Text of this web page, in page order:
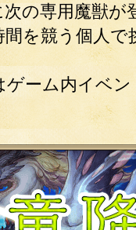
の専用魔獣が
を競う個人で
ーム内イベ